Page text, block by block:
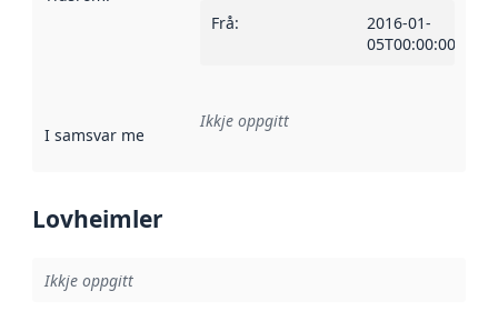
Frå:
2016-01-
05T00:00:00Z
I samsvar med Referanse til ei implementeringsregel eller
Ikkje oppgitt
Lovheimler
Ikkje oppgitt